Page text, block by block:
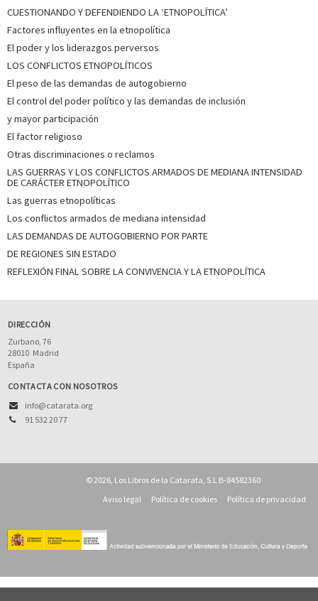
CUESTIONANDO Y DEFENDIENDO LA ‘ETNOPOLÍTICA’
Factores influyentes en la etnopolítica
El poder y los liderazgos perversos
LOS CONFLICTOS ETNOPOLÍTICOS
El peso de las demandas de autogobierno
El control del poder político y las demandas de inclusión
y mayor participación
El factor religioso
Otras discriminaciones o reclamos
LAS GUERRAS Y LOS CONFLICTOS ARMADOS DE MEDIANA INTENSIDAD
DE CARÁCTER ETNOPOLÍTICO
Las guerras etnopolíticas
Los conflictos armados de mediana intensidad
LAS DEMANDAS DE AUTOGOBIERNO POR PARTE
DE REGIONES SIN ESTADO
REFLEXIÓN FINAL SOBRE LA CONVIVENCIA Y LA ETNOPOLÍTICA
DIRECCIÓN
Zurbano, 76
28010 Madrid
España
CONTACTA CON NOSOTROS
info@catarata.org
91 532 20 77
© 2026, Los Libros de la Catarata, S.L B-84582360
Aviso legal
Política de cookies Política de privacidad